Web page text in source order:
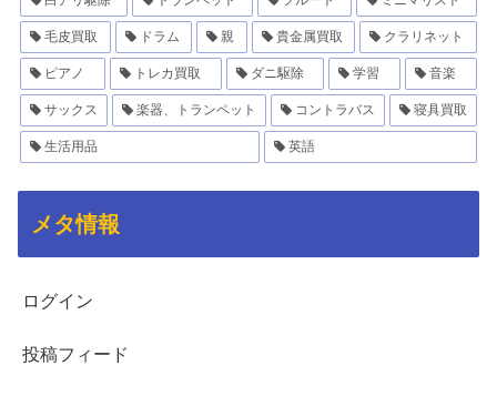
毛皮買取 ドラム 親 貴金属買取 クラリネット
ピアノ トレカ買取 ダニ駆除 学習 音楽
サックス 楽器、トランペット コントラバス 寝具買取
生活用品 英語
メタ情報
ログイン
投稿フィード